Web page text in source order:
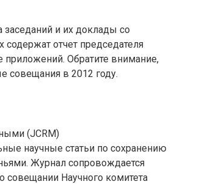
заседаний и их доклады со
отчет председателя
приложений. Обратите внимание,
совещания в 2012 году.
(JCRM)
научные статьи по сохранению
Журнал сопровождается
Научного комитета